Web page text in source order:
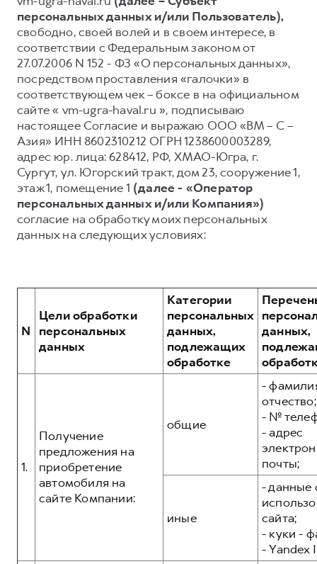
DARGO DARGO X
от 3 499 000 ₽
F7
от 2 899 000 ₽
F7X
от 3 599 000 ₽
Тест-драйв
Трейд-ин
КРЕДИТ И СТРАХОВАНИЕ
Кредитный калькулятор
Страхование
Кредит
КОРПОРАТИВНЫМ КЛИЕНТАМ
Для малого бизнеса
Система управления автопарком
Сервис для корпоративных клиентов
HAVAL Лизинг
Коллекция CITY
Коллекция Базовая
Коллекция Детская
СЕРВИСНОЕ ОБСЛУЖИВАНИЕ
Нулевое ТО
Программа «Помощь на дороге»
Регламенты технического обслуживания
Электронный ПТС
ПОДДЕРЖКА
GWM Безопасность
Гарантия HAVAL
Мобильное приложение GWM
АКСЕССУАРЫ HAVAL
Автомобильные аксессуары
Коллекция Детская
ИНФОРМАЦИЯ О ДИЛЕРЕ
О дилере
Наша команда
Контакты
персональных данных и/или Пользователь),
свободно, своей волей и в своем интересе, в
соответствии с Федеральным законом от
27.07.2006 N 152 - ФЗ «О персональных данных»,
посредством проставления «галочки» в
соответствующем чек – боксе в на официальном
сайте « vm-ugra-haval.ru », подписываю
настоящее Согласие и выражаю ООО «ВМ – С –
Азия» ИНН 8602310212 ОГРН 1238600003289,
адрес юр. лица: 628412, РФ, ХМАО-Югра, г.
Сургут, ул. Югорский тракт, дом 23, сооружение 1,
этаж 1, помещение 1 (далее - «Оператор
персональных данных и/или Компания»)
согласие на обработку моих персональных
данных на следующих условиях:
N
Цели обработки
персональных
данных
Категории
персональных
данных,
подлежащих
обработке
данных,
1.
Получение
предложения на
приобретение
автомобиля на
сайте Компании:
общие
-
отчество;
- №
- адрес
почты;
иные
- данные
сайта;
- куки -
- Yandex